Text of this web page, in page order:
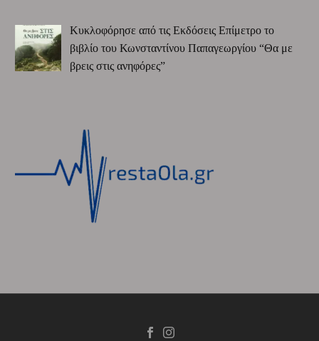
Κυκλοφόρησε από τις Εκδόσεις Επίμετρο το
βιβλίο του Κωνσταντίνου Παπαγεωργίου “Θα με
βρεις στις ανηφόρες”